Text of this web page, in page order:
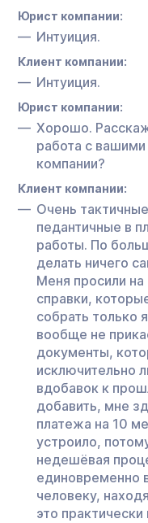
Юрист компании:
Интуиция.
Клиент компании:
Интуиция.
Юрист компании:
Хорошо.
работа с
компании?
Клиент компании:
Очень
педантичные в
работы. По
делать ничего
Меня просили на
справки,
собрать только
вообще не
документы,
исключительно
вдобавок к
добавить, мне
платежа на 10
устроило,
недешёвая
единовременно
человеку,
это